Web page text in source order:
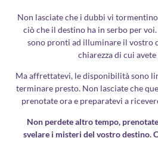
Non lasciate che i dubbi vi
ciò che il destino ha in serbo per
sono pronti ad illuminare il vostro
chiarezza di cui
Ma affrettatevi, le disponibilità sono
terminare presto. Non lasciate che
prenotate ora e preparatevi a
Non perdete altro tempo,
svelare i misteri del vostro destino.